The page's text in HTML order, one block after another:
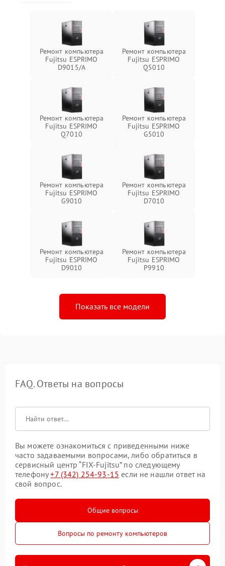
Ремонт компьютера
Fujitsu ESPRIMO
D9015/A
Ремонт компьютера
Fujitsu ESPRIMO
Q5010
Ремонт компьютера
Fujitsu ESPRIMO
Q7010
Ремонт компьютера
Fujitsu ESPRIMO
G5010
Ремонт компьютера
Fujitsu ESPRIMO
G9010
Ремонт компьютера
Fujitsu ESPRIMO
D7010
Ремонт компьютера
Fujitsu ESPRIMO
D9010
Ремонт компьютера
Fujitsu ESPRIMO
P9910
Показать все модели
FAQ. Ответы на вопросы
Вы можете ознакомиться с приведенными ниже
часто задаваемыми вопросами, либо обратиться в
сервисный центр “FIX-Fujitsu” по следующему
телефону+7 (342) 254-93-15 если не нашли ответ на
свой вопрос.
Общие вопросы
Вопросы по ремонту компьютеров